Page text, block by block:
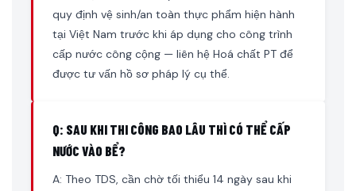
quy định vệ sinh/an toàn thực phẩm hiện hành
tại Việt Nam trước khi áp dụng cho công trình
cấp nước công cộng — liên hệ Hoá chất PT để
được tư vấn hồ sơ pháp lý cụ thể.
Q: SAU KHI THI CÔNG BAO LÂU THÌ CÓ THỂ CẤP
NƯỚC VÀO BỂ?
A: Theo TDS, cần chờ tối thiểu 14 ngày sau khi